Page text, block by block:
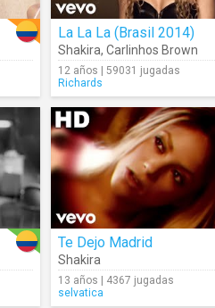
La La La (Brasil 2014)
Shakira, Carlinhos Brown
12 años | 59031 jugadas
Richards
Te Dejo Madrid
Shakira
13 años | 4367 jugadas
selvatica